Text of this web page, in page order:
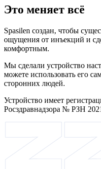
Это меняет всё
Spasilen создан, чтобы
ощущения от инъекций и
комфортным.
Мы сделали устройство
можете использовать его
сторонних людей.
Устройство имеет
Росздравнадзора № РЗН